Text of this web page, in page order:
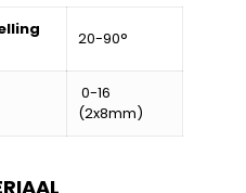
20-90°
0-16
(2x8mm)